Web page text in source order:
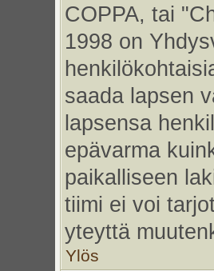
COPPA, tai
1998 on
saada lapsen
lapsensa
epävarma
paikalliseen
tiimi ei voi
yteyttä
Ylös